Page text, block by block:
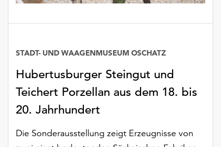
dem
Hubertusburger Steingut und
Teichert Porzellan aus dem 18. bis
20. Jahrhundert
STADT- UND WAAGENMUSEUM OSCHATZ
Die Sonderausstellung zeigt Erzeugnisse von